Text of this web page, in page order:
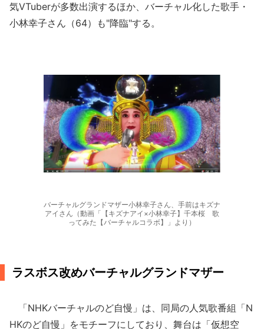
気VTuberが多数出演するほか、バーチャル化した歌手・
小林幸子さん（64）も"降臨"する。
バーチャルグランドマザー小林幸子さん、手前はキズナ
アイさん（動画「【キズナアイ×小林幸子】千本桜 歌
ってみた【バーチャルコラボ】」より）
ラスボス改めバーチャルグランドマザー
「NHKバーチャルのど自慢」は、同局の人気歌番組「N
HKのど自慢」をモチーフにしており、舞台は「仮想空